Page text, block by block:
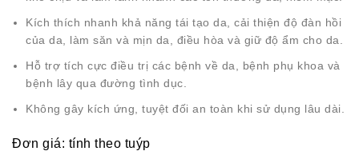
Kích thích nhanh khả năng tái tạo da, cải thiện độ đàn hồi
của da, làm săn và mịn da, điều hòa và giữ độ ẩm cho da.
Hỗ trợ tích cực điều trị các bệnh về da, bệnh phụ khoa và
bệnh lây qua đường tình dục.
Không gây kích ứng, tuyệt đối an toàn khi sử dụng lâu dài.
Đơn giá: tính theo tuýp